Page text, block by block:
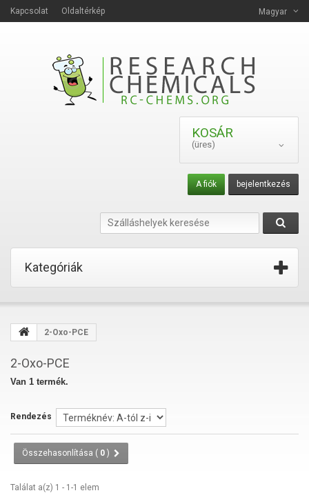
Magyar
Kapcsolat Oldaltérkép
KOSÁR
(üres)
bejelentkezés
A fiók
Kategóriák
2-Oxo-PCE
2-Oxo-PCE
Van 1 termék.
Rendezés
Összehasonlítása ( 0 )
Találat a(z) 1 - 1-1 elem